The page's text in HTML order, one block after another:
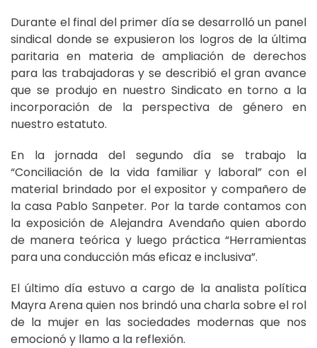
Durante el final del primer día se desarrolló un panel
sindical donde se expusieron los logros de la última
paritaria en materia de ampliación de derechos
para las trabajadoras y se describió el gran avance
que se produjo en nuestro Sindicato en torno a la
incorporación de la perspectiva de género en
nuestro estatuto.
En la jornada del segundo día se trabajo la
“Conciliación de la vida familiar y laboral” con el
material brindado por el expositor y compañero de
la casa Pablo Sanpeter. Por la tarde contamos con
la exposición de Alejandra Avendaño quien abordo
de manera teórica y luego práctica “Herramientas
para una conducción más eficaz e inclusiva”.
El último día estuvo a cargo de la analista política
Mayra Arena quien nos brindó una charla sobre el rol
de la mujer en las sociedades modernas que nos
emocionó y llamo a la reflexión.